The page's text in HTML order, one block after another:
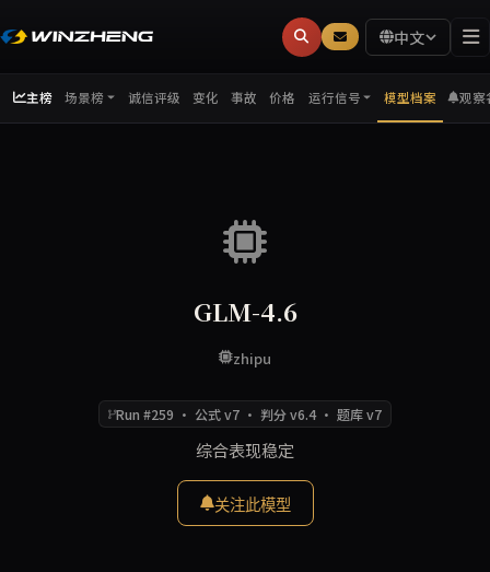
中文
主榜 场景榜 诚信评级 变化 事故 价格 运行信号 模型档案 观察
GLM-4.6
zhipu
Run #259 · 公式 v7 · 判分 v6.4 · 题库 v7
综合表现稳定
关注此模型